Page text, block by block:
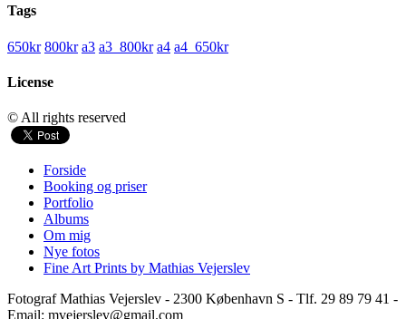
Tags
650kr 800kr a3 a3_800kr a4 a4_650kr
License
© All rights reserved
Forside
Booking og priser
Portfolio
Albums
Om mig
Nye fotos
Fine Art Prints by Mathias Vejerslev
Fotograf Mathias Vejerslev - 2300 København S - Tlf. 29 89 79 41 -
Email: mvejerslev@gmail.com